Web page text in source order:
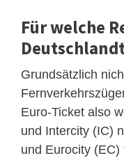
Für welche
Grundsätzlich
Euro-Ticket also
und Intercity (IC)
und Eurocity